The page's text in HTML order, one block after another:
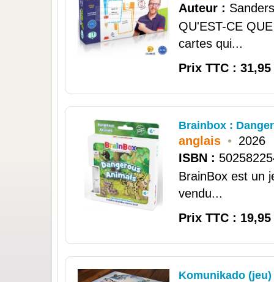
Auteur :
QU'EST-CE
cartes qui...
Prix TTC : 31,95
Brainbox :
anglais • 2026
ISBN :
BrainBox est un
vendu...
Prix TTC : 19,95
Komunikado (jeu)